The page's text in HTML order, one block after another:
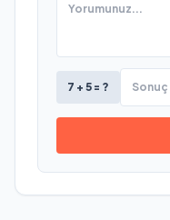
7 + 5 = ?